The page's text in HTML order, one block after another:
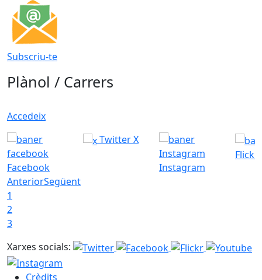
Subscriu-te
Plànol / Carrers
Accedeix
Facebook
Twitter X
Instagram
Flickr
AnteriorSegüent
1
2
3
Xarxes socials:
Crèdits